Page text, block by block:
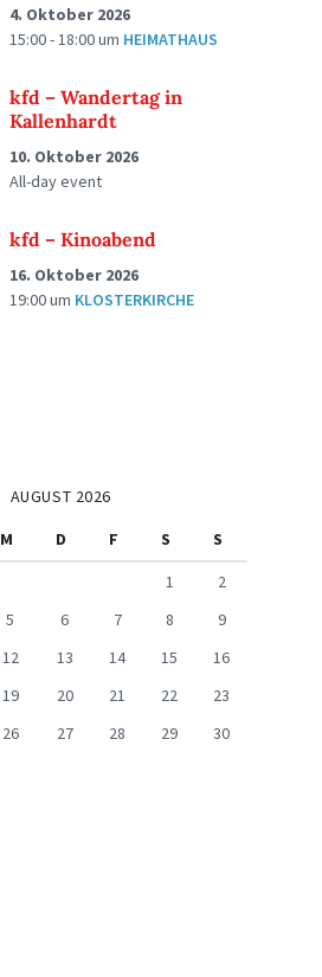
4. Oktober 2026
15:00 - 18:00um HEIMATHAUS
kfd – Wandertag in
Kallenhardt
10. Oktober 2026
All-day event
kfd – Kinoabend
16. Oktober 2026
19:00um KLOSTERKIRCHE
AUGUST 2026
M D F S
S
1
2
5 6 7 8
9
12 13 14 15
16
19 20 21 22
23
26 27 28 29
30